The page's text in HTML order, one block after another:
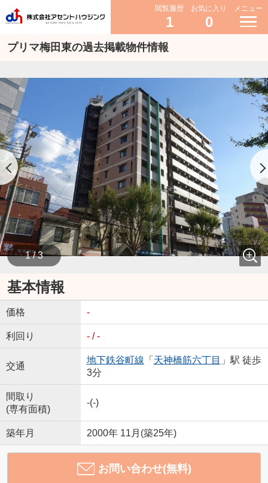
閲覧履歴
1
お気に入り
0
メニュー
プリマ梅田東の過去掲載物件情報
1 / 3
基本情報
価格 -
利回り - / -
交通
地下鉄谷町線 「 天神橋筋六丁目 」駅 徒歩
3分
間取り
(専有面積)
-(-)
築年月 2000年 11月(築25年)
お問い合わせ(無料)